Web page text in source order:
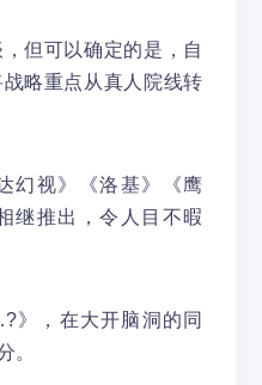
但可以确定的是，自
略重点从真人院线转
视》《洛基》《鹰
继推出，令人目不暇
，在大开脑洞的同
。